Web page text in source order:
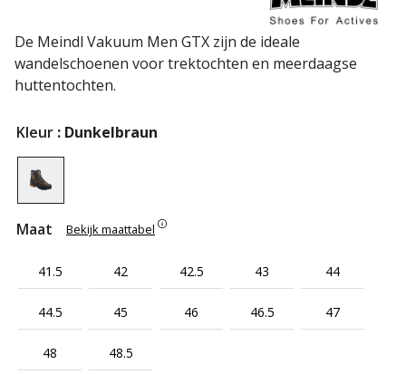
De Meindl Vakuum Men GTX zijn de ideale
wandelschoenen voor trektochten en meerdaagse
huttentochten.
Kleur : Dunkelbraun
Maat Bekijk maattabel
41.5 42 42.5 43 44
44.5 45 46 46.5 47
48 48.5